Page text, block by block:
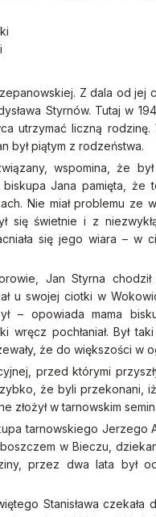
Z dala od jej
Styrnów. Tutaj w
utrzymać liczną rodzinę.
był piątym z rodzeństwa.
wspomina, że
Jana pamięta, że
Nie miał problemu
się świetnie i z
się jego wiara – w
Jan Styrna
u swojej ciotki w
– opowiada mama
wręcz pochłaniał. Był
że do większości w
przed którymi
że byli przekonani,
złożył w tarnowskim
tarnowskiego Jerzego
w Bieczu,
przez dwa lata był
Stanisława czekała